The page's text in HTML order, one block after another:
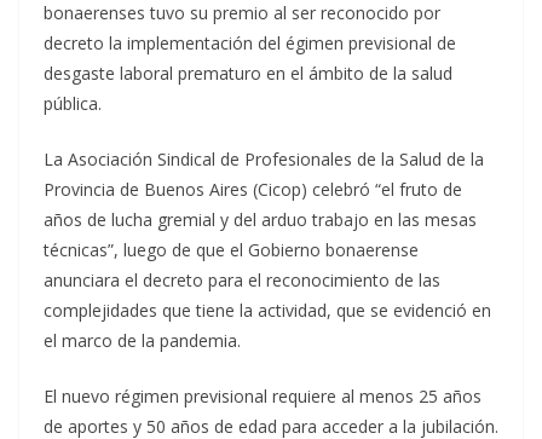
bonaerenses tuvo su premio al ser reconocido por
decreto la implementación del égimen previsional de
desgaste laboral prematuro en el ámbito de la salud
pública.
La Asociación Sindical de Profesionales de la Salud de la
Provincia de Buenos Aires (Cicop) celebró “el fruto de
años de lucha gremial y del arduo trabajo en las mesas
técnicas”, luego de que el Gobierno bonaerense
anunciara el decreto para el reconocimiento de las
complejidades que tiene la actividad, que se evidenció en
el marco de la pandemia.
El nuevo régimen previsional requiere al menos 25 años
de aportes y 50 años de edad para acceder a la jubilación.